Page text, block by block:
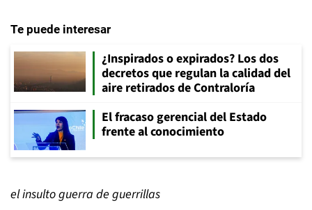
Te puede interesar
¿Inspirados o expirados? Los dos
decretos que regulan la calidad del
aire retirados de Contraloría
El fracaso gerencial del Estado
frente al conocimiento
el insulto guerra de guerrillas